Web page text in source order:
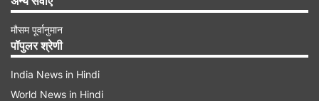
मौसम पूर्वानुमान
पॉपुलर श्रेणी
India News in Hindi
World News in Hindi